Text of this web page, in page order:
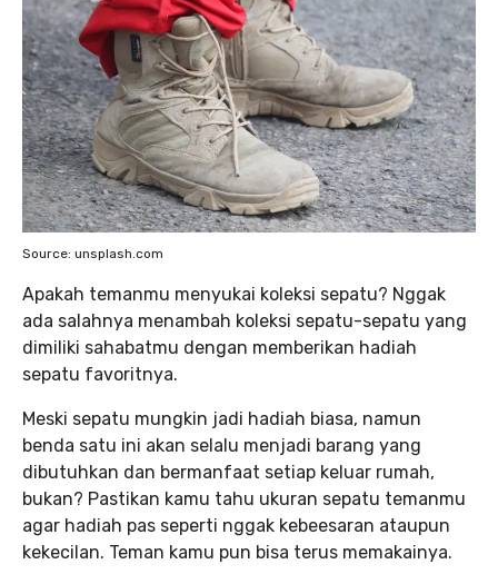
Source: unsplash.com
Apakah temanmu menyukai koleksi sepatu? Nggak
ada salahnya menambah koleksi sepatu-sepatu yang
dimiliki sahabatmu dengan memberikan hadiah
sepatu favoritnya.
Meski sepatu mungkin jadi hadiah biasa, namun
benda satu ini akan selalu menjadi barang yang
dibutuhkan dan bermanfaat setiap keluar rumah,
bukan? Pastikan kamu tahu ukuran sepatu temanmu
agar hadiah pas seperti nggak kebeesaran ataupun
kekecilan. Teman kamu pun bisa terus memakainya.